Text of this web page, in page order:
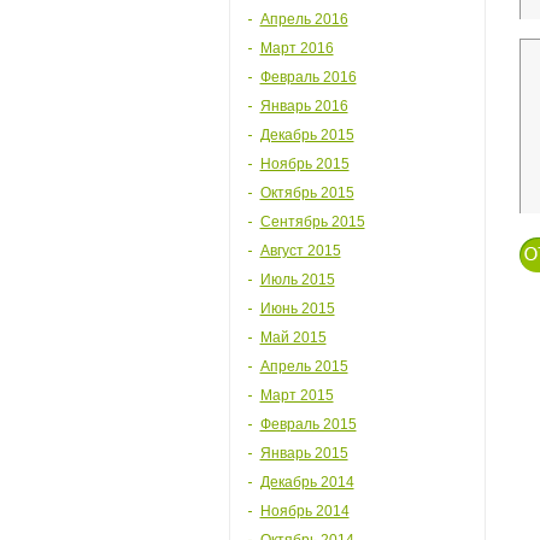
Апрель 2016
Март 2016
Февраль 2016
Январь 2016
Декабрь 2015
Ноябрь 2015
Октябрь 2015
Сентябрь 2015
Август 2015
Июль 2015
Июнь 2015
Май 2015
Апрель 2015
Март 2015
Февраль 2015
Январь 2015
Декабрь 2014
Ноябрь 2014